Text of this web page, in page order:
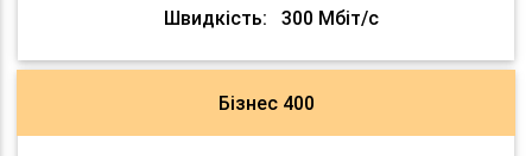
Швидкість:
300 Мбіт/с
Бізнес 400